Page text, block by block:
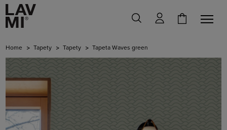
Home Tapety Tapety Tapeta Waves green